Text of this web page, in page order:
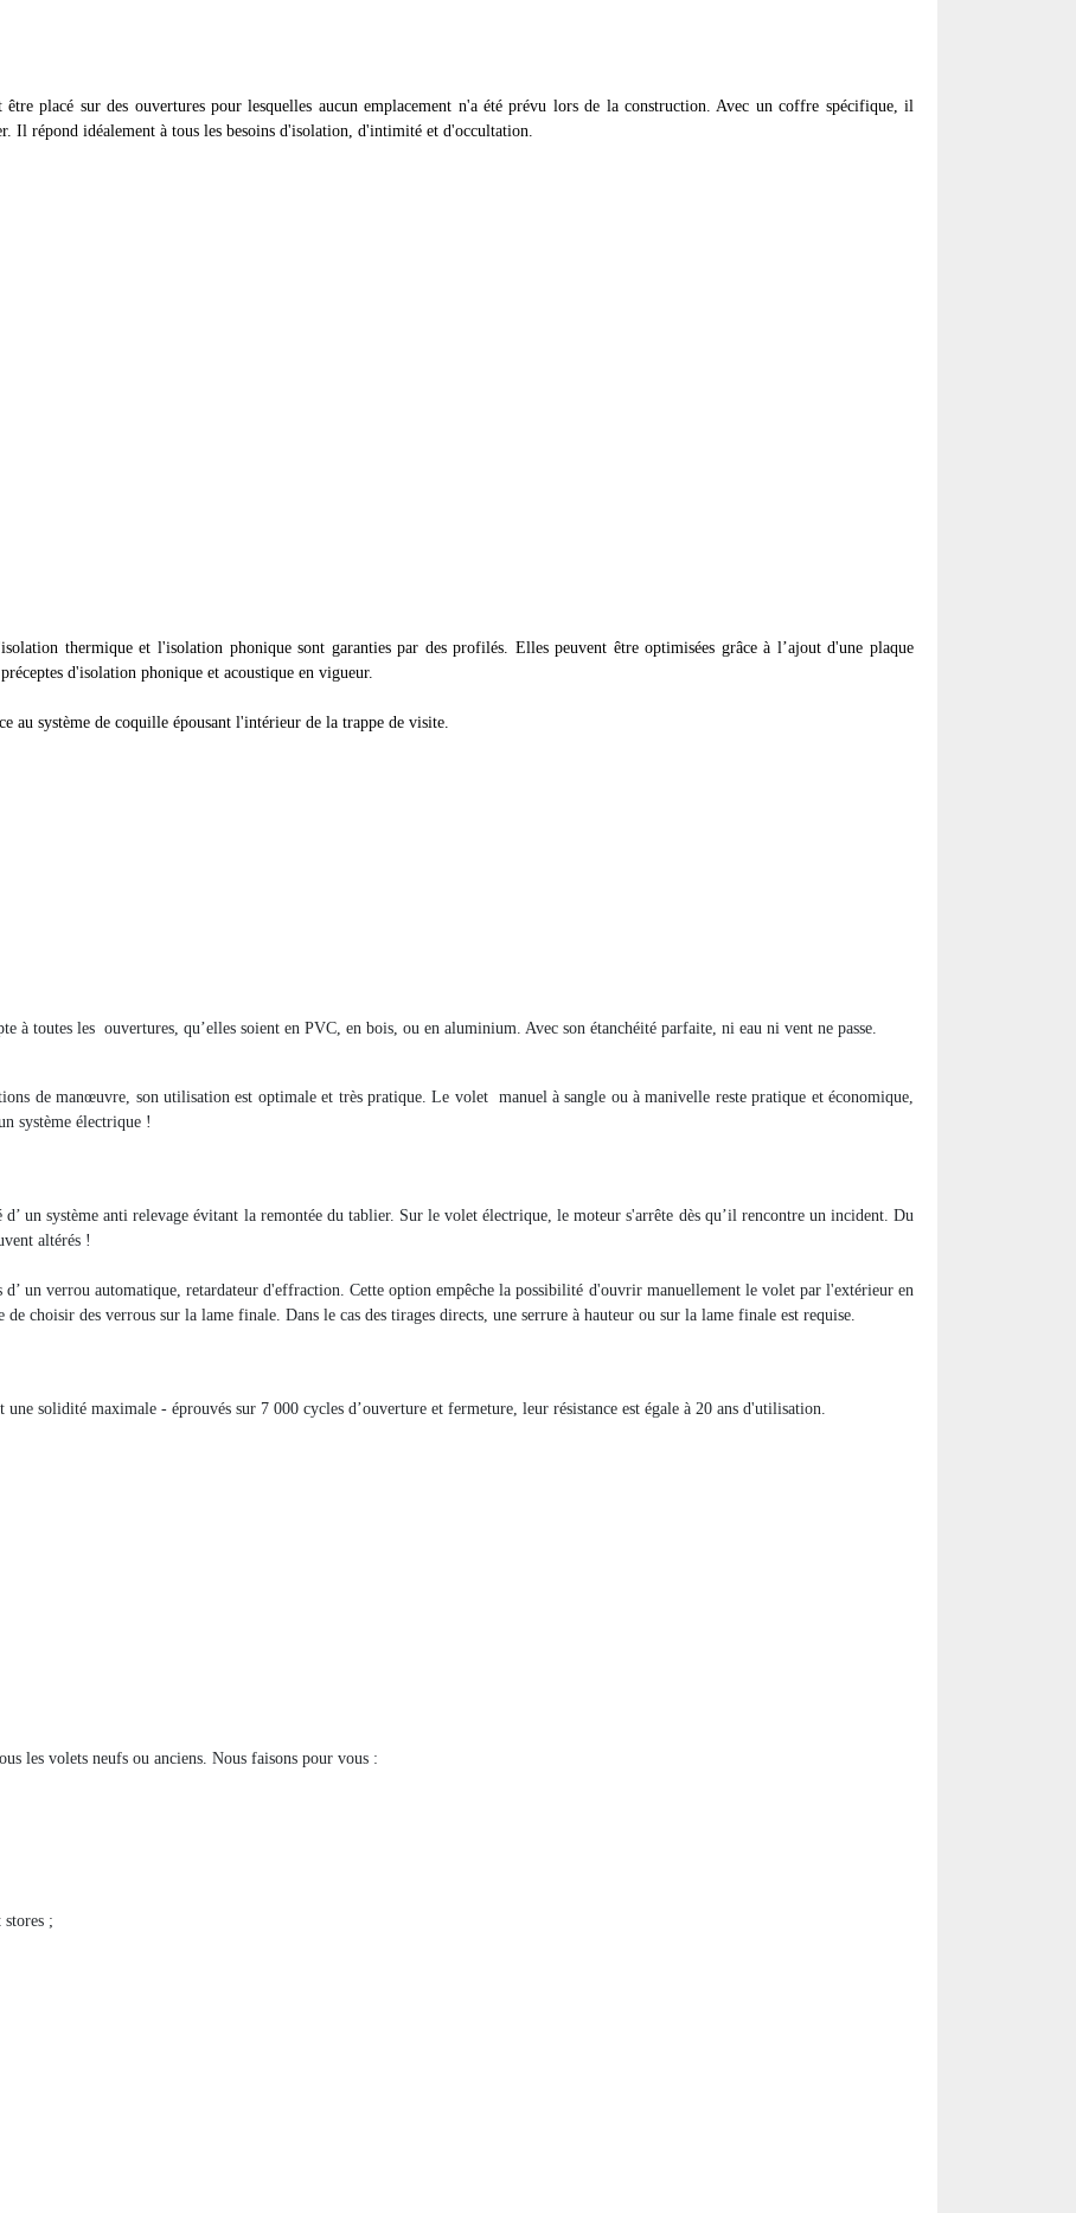
être placé sur des ouvertures pour lesquelles aucun emplacement n'a été prévu lors de la construction. Avec un coffre spécifique, il
Il répond idéalement à tous les besoins d'isolation, d'intimité et d'occultation.
thermique et l'isolation phonique sont garanties par des profilés. Elles peuvent être optimisées grâce à l’ajout d'une plaque
d'isolation phonique et acoustique en vigueur.
au système de coquille épousant l'intérieur de la trappe de visite.
à toutes les ouvertures, qu’elles soient en PVC, en bois, ou en aluminium. Avec son étanchéité parfaite, ni eau ni vent ne passe.
de manœuvre, son utilisation est optimale et très pratique. Le volet manuel à sangle ou à manivelle reste pratique et économique,
système électrique !
d’ un système anti relevage évitant la remontée du tablier. Sur le volet électrique, le moteur s'arrête dès qu’il rencontre un incident. Du
altérés !
d’ un verrou automatique, retardateur d'effraction. Cette option empêche la possibilité d'ouvrir manuellement le volet par l'extérieur en
choisir des verrous sur la lame finale. Dans le cas des tirages directs, une serrure à hauteur ou sur la lame finale est requise.
solidité maximale - éprouvés sur 7 000 cycles d’ouverture et fermeture, leur résistance est égale à 20 ans d'utilisation.
les volets neufs ou anciens. Nous faisons pour vous :
;